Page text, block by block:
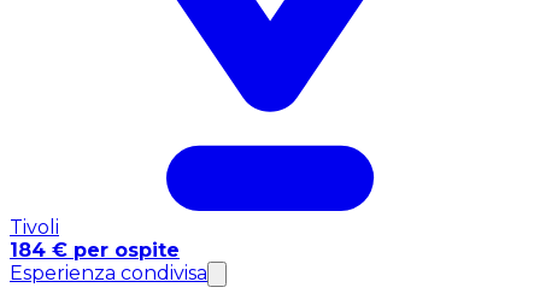
Tivoli
184 € per ospite
Esperienza condivisa